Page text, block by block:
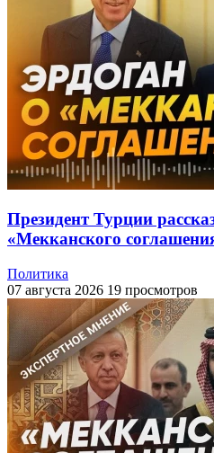
Президент Турции
«Мекканского
Политика
07 августа 2026 19 просмотров